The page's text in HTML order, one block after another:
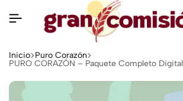
Inicio Puro Corazón
PURO CORAZÓN – Paquete Completo Digital